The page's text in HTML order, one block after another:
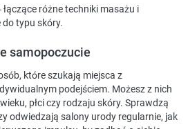
łączące różne techniki masażu i
typu skóry.
samopoczucie
które szukają miejsca z
podejściem. Możesz z nich
płci czy rodzaju skóry. Sprawdzą
odwiedzają salony urody regularnie, jak